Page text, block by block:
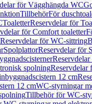
för Vägghängda WC
TillbehörFör
ToaletterReservdelar för
för Comfort toaletter
Reservdelar för WC-sittring
SpolplattorReservdelar för
spolningReservdelar
12 cm
12 cmWC-styrningar
Tillbehör för WC-